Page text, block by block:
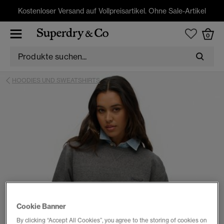
Kostenloser Versand auf Vollpreisartikel. Ohne Sale-Artikel
0
HOODIES UND SWEATSHIRTS
Cookie Banner
By clicking “Accept All Cookies”, you agree to the storing of cookies on